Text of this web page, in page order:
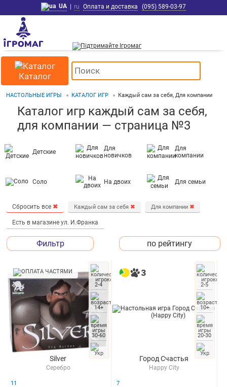
UA | ru Оплата и доставка (095) 589-03-97
Каталог
НАСТОЛЬНЫЕ ИГРЫ КАТАЛОГ ИГР Каждый сам за себя, Для компании
Каталог игр каждый сам за себя,
для компании — страница №3
Детские
Для
новичков
Для
компании
Соло На двоих Для семьи
Сбросить все ✖ Каждый сам за себя ✖ Для компании ✖
Есть в магазине ул. И.Франка
Фильтр по рейтингу
Silver
Серебро
2-4
14+
30-60
11
Город Счастья
Happy City
2-5
10+
20-30
7